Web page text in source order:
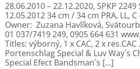
28.06.2010 – 22.12.2020, SPKP 2249
12.05.2012 34 cm / 34 cm PRA, LL,
Owner: Zuzana Havlíková,
01 037/7419 249, 0905 664 631
Titles: výborný, 1 x CAC, 2 x res.CAC
Portenschlag Special & Luv Way´s
Special Efect Bandsman´s […]